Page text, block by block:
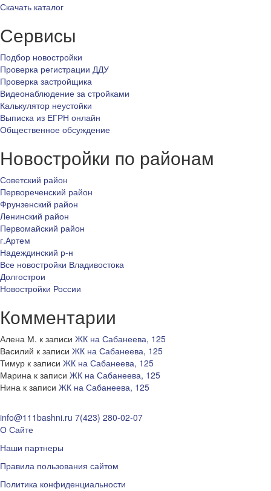
Скачать каталог
Сервисы
Подбор новостройки
Проверка регистрации ДДУ
Проверка застройщика
Видеонаблюдение за стройками
Калькулятор неустойки
Выписка из ЕГРН онлайн
Общественное обсуждение
Новостройки по районам
Советский район
Первореченский район
Фрунзенский район
Ленинский район
Первомайский район
г.Артем
Надеждинский р-н
Все новостройки Владивостока
Долгострои
Новостройки России
Комментарии
Алена М. к записи ЖК на Сабанеева, 125
Василий к записи ЖК на Сабанеева, 125
Тимур к записи ЖК на Сабанеева, 125
Марина к записи ЖК на Сабанеева, 125
Нина к записи ЖК на Сабанеева, 125
info@111bashni.ru 7(423) 280-02-07
О Сайте
Наши партнеры
Правила пользования сайтом
Политика конфиденциальности